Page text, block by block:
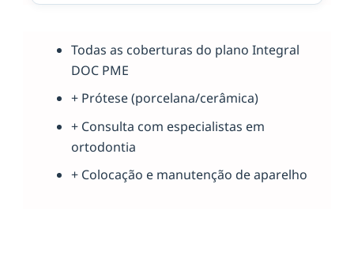
Todas as coberturas do plano Integral
DOC PME
+ Prótese (porcelana/cerâmica)
+ Consulta com especialistas em
ortodontia
+ Colocação e manutenção de aparelho